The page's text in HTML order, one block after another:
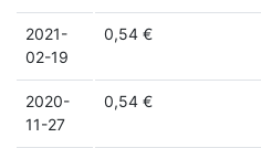
2021-
02-19
0,54 €
2020-
11-27
0,54 €